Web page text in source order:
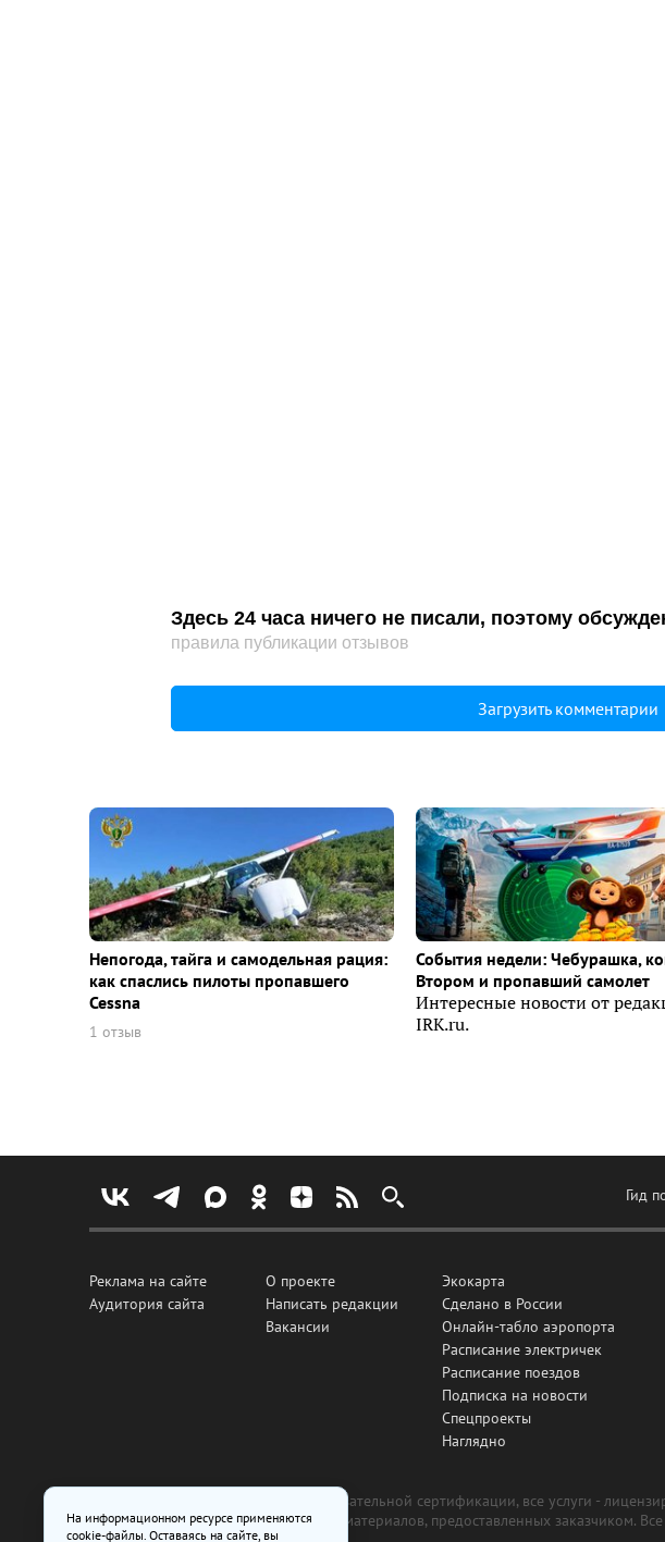
Здесь 24 часа ничего не писали, поэтому
правила публикации отзывов
Загрузить комментарии
Непогода, тайга и самодельная рация:
как спаслись пилоты пропавшего
Cessna
1 отзыв
События недели: Чебурашка,
Втором и пропавший самолет
Интересные новости от
IRK.ru.
Гид
Реклама на сайте
Аудитория сайта
О проекте
Написать редакции
Вакансии
Экокарта
Сделано в России
Онлайн-табло аэропорта
Расписание электричек
Расписание поездов
Подписка на новости
Спецпроекты
Наглядно
Все рекламные товары подлежат обязательной сертификации, все услуги -
изготовлена и размещена на основе материалов, предоставленных заказчиком.
На информационном ресурсе применяются
cookie-файлы. Оставаясь на сайте, вы